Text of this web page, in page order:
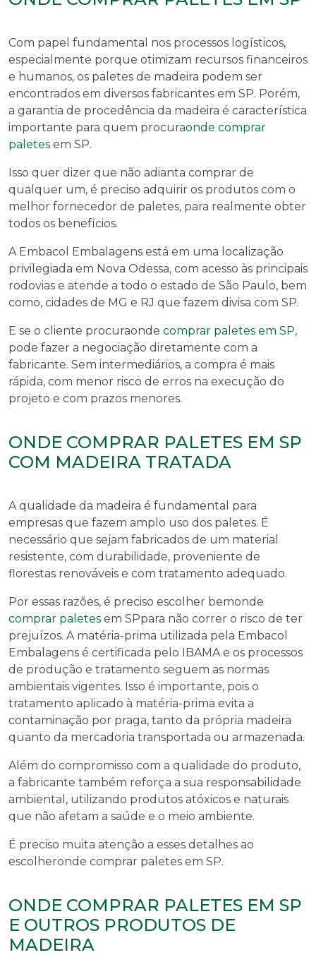
Com papel fundamental nos processos logísticos,
especialmente porque otimizam recursos financeiros
e humanos, os paletes de madeira podem ser
encontrados em diversos fabricantes em SP. Porém,
a garantia de procedência da madeira é característica
importante para quem procuraonde comprar
paletes em SP.
Isso quer dizer que não adianta comprar de
qualquer um, é preciso adquirir os produtos com o
melhor fornecedor de paletes, para realmente obter
todos os benefícios.
A Embacol Embalagens está em uma localização
privilegiada em Nova Odessa, com acesso às principais
rodovias e atende a todo o estado de São Paulo, bem
como, cidades de MG e RJ que fazem divisa com SP.
E se o cliente procuraonde comprar paletes em SP,
pode fazer a negociação diretamente com a
fabricante. Sem intermediários, a compra é mais
rápida, com menor risco de erros na execução do
projeto e com prazos menores.
ONDE COMPRAR PALETES EM SP
COM MADEIRA TRATADA
A qualidade da madeira é fundamental para
empresas que fazem amplo uso dos paletes. É
necessário que sejam fabricados de um material
resistente, com durabilidade, proveniente de
florestas renováveis e com tratamento adequado.
Por essas razões, é preciso escolher bemonde
comprar paletes em SPpara não correr o risco de ter
prejuízos. A matéria-prima utilizada pela Embacol
Embalagens é certificada pelo IBAMA e os processos
de produção e tratamento seguem as normas
ambientais vigentes. Isso é importante, pois o
tratamento aplicado à matéria-prima evita a
contaminação por praga, tanto da própria madeira
quanto da mercadoria transportada ou armazenada.
Além do compromisso com a qualidade do produto,
a fabricante também reforça a sua responsabilidade
ambiental, utilizando produtos atóxicos e naturais
que não afetam a saúde e o meio ambiente.
É preciso muita atenção a esses detalhes ao
escolheronde comprar paletes em SP.
ONDE COMPRAR PALETES EM SP
E OUTROS PRODUTOS DE
MADEIRA